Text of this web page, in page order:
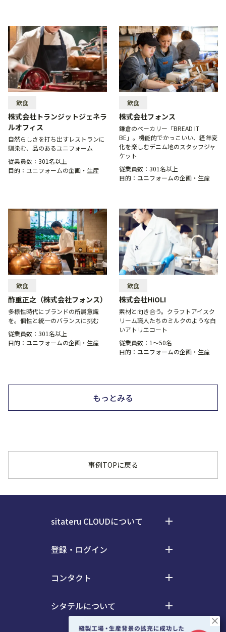
飲食
株式会社トランジットジェネラ
ルオフィス
自然らしさを打ち出すレストランに
馴染む、品のあるユニフォーム
従業員数： 301名以上
目的： ユニフォームの企画・生産
飲食
株式会社フォンス
鎌倉のベーカリー「BREAD IT
BE」。機能的でかっこいい、経年変
化を楽しむデニム地のスタッフジャ
ケット
従業員数： 301名以上
目的： ユニフォームの企画・生産
飲食
酢重正之（株式会社フォンス）
多様性時代にブランドの所属意識
を。個性と統一のバランスに挑む
従業員数： 301名以上
目的： ユニフォームの企画・生産
飲食
株式会社HiOLI
素材と向き合う。クラフトアイスク
リーム職人たちのミルクのような白
いアトリエコート
従業員数： 1〜50名
目的： ユニフォームの企画・生産
もっとみる
事例TOPに戻る
sitateru CLOUDについて add
事例
登録・ログイン add
会員登録
コンタクト add
資料ダウンロード
お問い合わせ
シタテルについて add
close